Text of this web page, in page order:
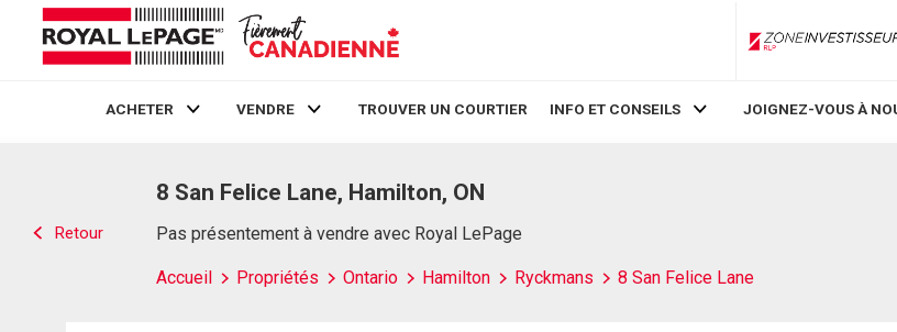
ACHETER VENDRE TROUVER UN COURTIER INFO ET CONSEILS JOIGNEZ-VOUS À
Retour
8 San Felice Lane, Hamilton, ON
Pas présentement à vendre avec Royal LePage
Accueil Propriétés Ontario Hamilton Ryckmans 8 San Felice Lane